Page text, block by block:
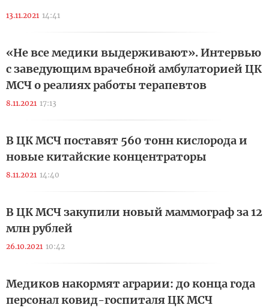
13.11.2021 14:41
«Не все медики выдерживают». Интервью
с заведующим врачебной амбулаторией ЦК
МСЧ о реалиях работы терапевтов
8.11.2021 17:13
В ЦК МСЧ поставят 560 тонн кислорода и
новые китайские концентраторы
8.11.2021 14:40
В ЦК МСЧ закупили новый маммограф за 12
млн рублей
26.10.2021 10:42
Медиков накормят аграрии: до конца года
персонал ковид-госпиталя ЦК МСЧ